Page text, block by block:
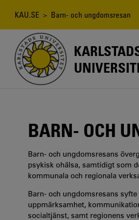
Länkstig
KAU.SE > Barn- och ungdomsresan
BARN- OCH
Barn- och ungdomsresans
psykisk ohälsa, samtidigt som
kommunala och regionala
Barn- och ungdomsresans
uppmärksamhet,
socialtjänst, samt regionens